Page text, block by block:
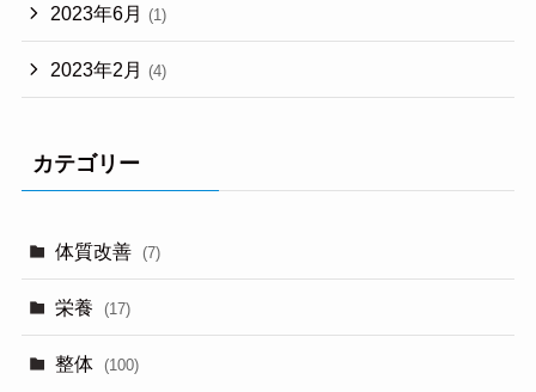
2023年6月 (1)
2023年2月 (4)
カテゴリー
体質改善 (7)
栄養 (17)
整体 (100)